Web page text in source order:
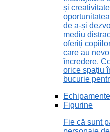
și
de a-și
mediu
oferiți
care au
încredere.
orice spațiu
bucurie
Figurine
Fie că sunt